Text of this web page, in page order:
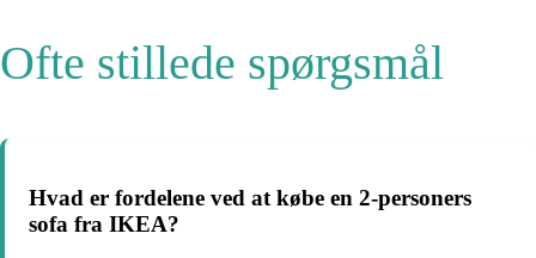
Ofte stillede spørgsmål
Hvad er fordelene ved at købe en 2-personers
sofa fra IKEA?